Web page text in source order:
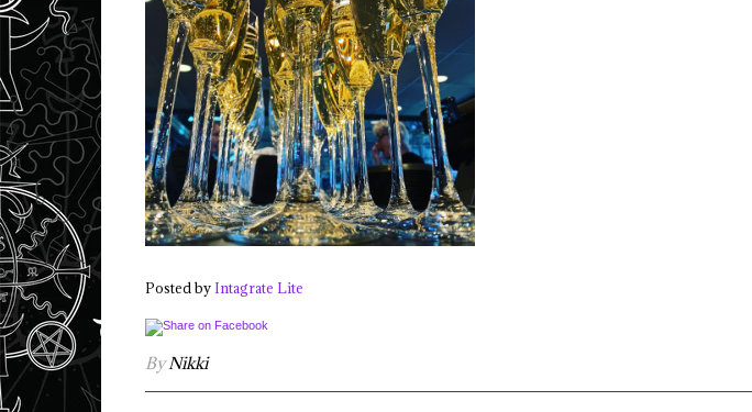
Posted by Intagrate Lite
ByNikki